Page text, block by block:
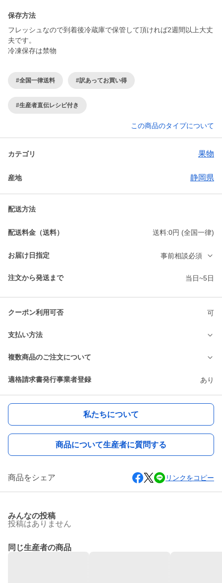
保存方法
フレッシュなので到着後冷蔵庫で保管して頂ければ2週間以上大丈
夫です。
冷凍保存は禁物
#全国一律送料 #訳あってお買い得
#生産者直伝レシピ付き
この商品のタイプについて
カテゴリ 果物
産地 静岡県
配送方法
配送料金（送料） 送料:0円 (全国一律)
お届け日指定 事前相談必須
注文から発送まで 当日~5日
クーポン利用可否 可
支払い方法
複数商品のご注文について
適格請求書発行事業者登録 あり
私たちについて
商品について生産者に質問する
商品をシェア リンクをコピー
みんなの投稿
投稿はありません
同じ生産者の商品